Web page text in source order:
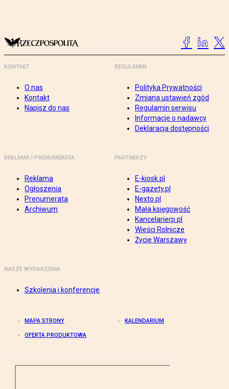
KONTAKT
O nas
Kontakt
Napisz do nas
REGULAMIN
Polityka Prywatności
Zmiana ustawień zgód
Regulamin serwisu
Informacje o nadawcy
Deklaracja dostępności
REKLAMA I PRENUMERATA
Reklama
Ogłoszenia
Prenumerata
Archiwum
PARTNERZY
E-kiosk.pl
E-gazety.pl
Nexto.pl
Mała księgowość
Kancelarierp.pl
Wieści Rolnicze
Życie Warszawy
NASZE WYDARZENIA
Szkolenia i konferencje
MAPA STRONY KALENDARIUM
OFERTA PRODUKTOWA